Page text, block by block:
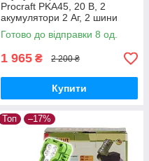
Procraft PKA45, 20 В, 2
акумулятори 2 Аг, 2 шини
6"/8", безщіткова,
автоматичне змащення
Готово до відправки 8 од.
1 965 ₴ 2 200 ₴
Купити
Топ –17%